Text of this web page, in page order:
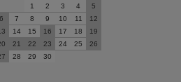
1
2 3 4
5
6
7 8 9 10 11
12
14 15 16 17 18
19
21 22 23 24 25
26
28 29 30